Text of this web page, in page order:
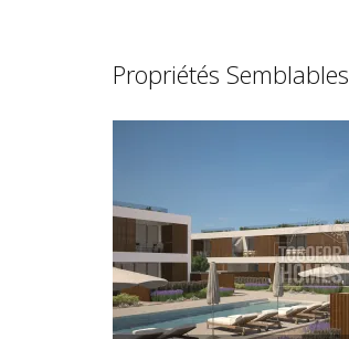
Propriétés Semblables